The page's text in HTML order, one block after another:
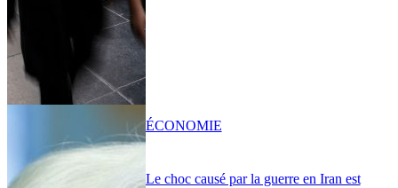
Le choc causé par la guerre en Iran est
ÉCONOMIE